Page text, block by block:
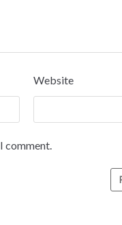
Website
comment.